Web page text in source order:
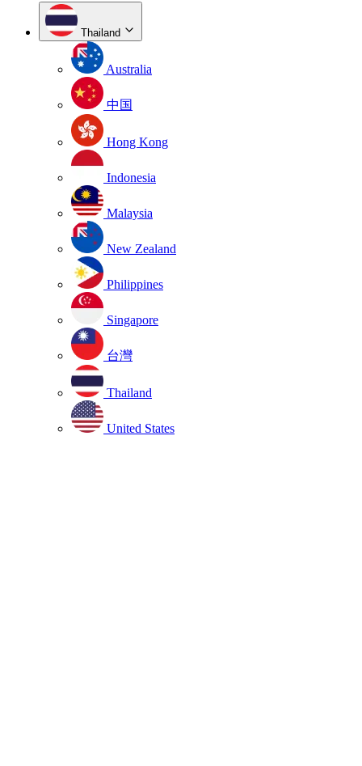
Thailand
Australia
中国
Hong Kong
Indonesia
Malaysia
New Zealand
Philippines
Singapore
台灣
Thailand
United States